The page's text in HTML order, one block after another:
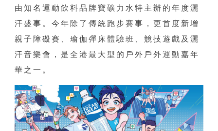
由知名運動飲料品牌寶礦力水特主辦的年度灑
汗盛事。今年除了傳統跑步賽事，更首度新增
親子障礙賽、瑜伽彈床體驗班、競技遊戲及灑
汗音樂會，是全港最大型的戶外戶外運動嘉年
華之一。